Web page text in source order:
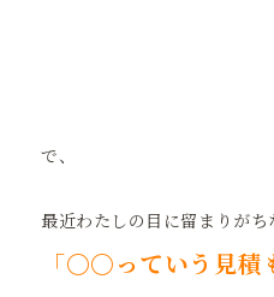
で、
最近わたしの目に留まりがち
「〇〇っていう見